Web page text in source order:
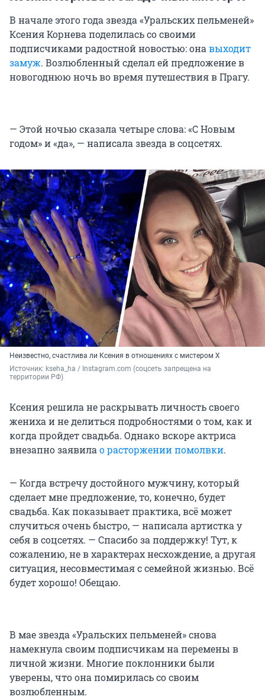
В начале этого года звезда «Уральских пельменей»
Ксения Корнева поделилась со своими
подписчиками радостной новостью: она выходит
замуж. Возлюбленный сделал ей предложение в
новогоднюю ночь во время путешествия в Прагу.
— Этой ночью сказала четыре слова: «С Новым
годом» и «да», — написала звезда в соцсетях.
Неизвестно, счастлива ли Ксения в отношениях с мистером Х
Источник: kseha_ha / Instagram.com (соцсеть запрещена на
территории РФ)
Ксения решила не раскрывать личность своего
жениха и не делиться подробностями о том, как и
когда пройдет свадьба. Однако вскоре актриса
внезапно заявилао расторжении помолвки.
— Когда встречу достойного мужчину, который
сделает мне предложение, то, конечно, будет
свадьба. Как показывает практика, всё может
случиться очень быстро, — написала артистка у
себя в соцсетях. — Спасибо за поддержку! Тут, к
сожалению, не в характерах несхождение, а другая
ситуация, несовместимая с семейной жизнью. Всё
будет хорошо! Обещаю.
В мае звезда «Уральских пельменей» снова
намекнула своим подписчикам на перемены в
личной жизни. Многие поклонники были
уверены, что она помирилась со своим
возлюбленным.